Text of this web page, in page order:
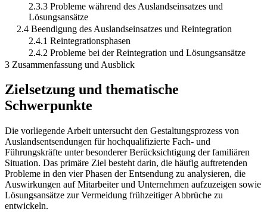
2.3.3 Probleme während des Auslandseinsatzes und
Lösungsansätze
2.4 Beendigung des Auslandseinsatzes und Reintegration
2.4.1 Reintegrationsphasen
2.4.2 Probleme bei der Reintegration und Lösungsansätze
3 Zusammenfassung und Ausblick
Zielsetzung und thematische
Schwerpunkte
Die vorliegende Arbeit untersucht den Gestaltungsprozess von
Auslandsentsendungen für hochqualifizierte Fach- und
Führungskräfte unter besonderer Berücksichtigung der familiären
Situation. Das primäre Ziel besteht darin, die häufig auftretenden
Probleme in den vier Phasen der Entsendung zu analysieren, die
Auswirkungen auf Mitarbeiter und Unternehmen aufzuzeigen sowie
Lösungsansätze zur Vermeidung frühzeitiger Abbrüche zu
entwickeln.